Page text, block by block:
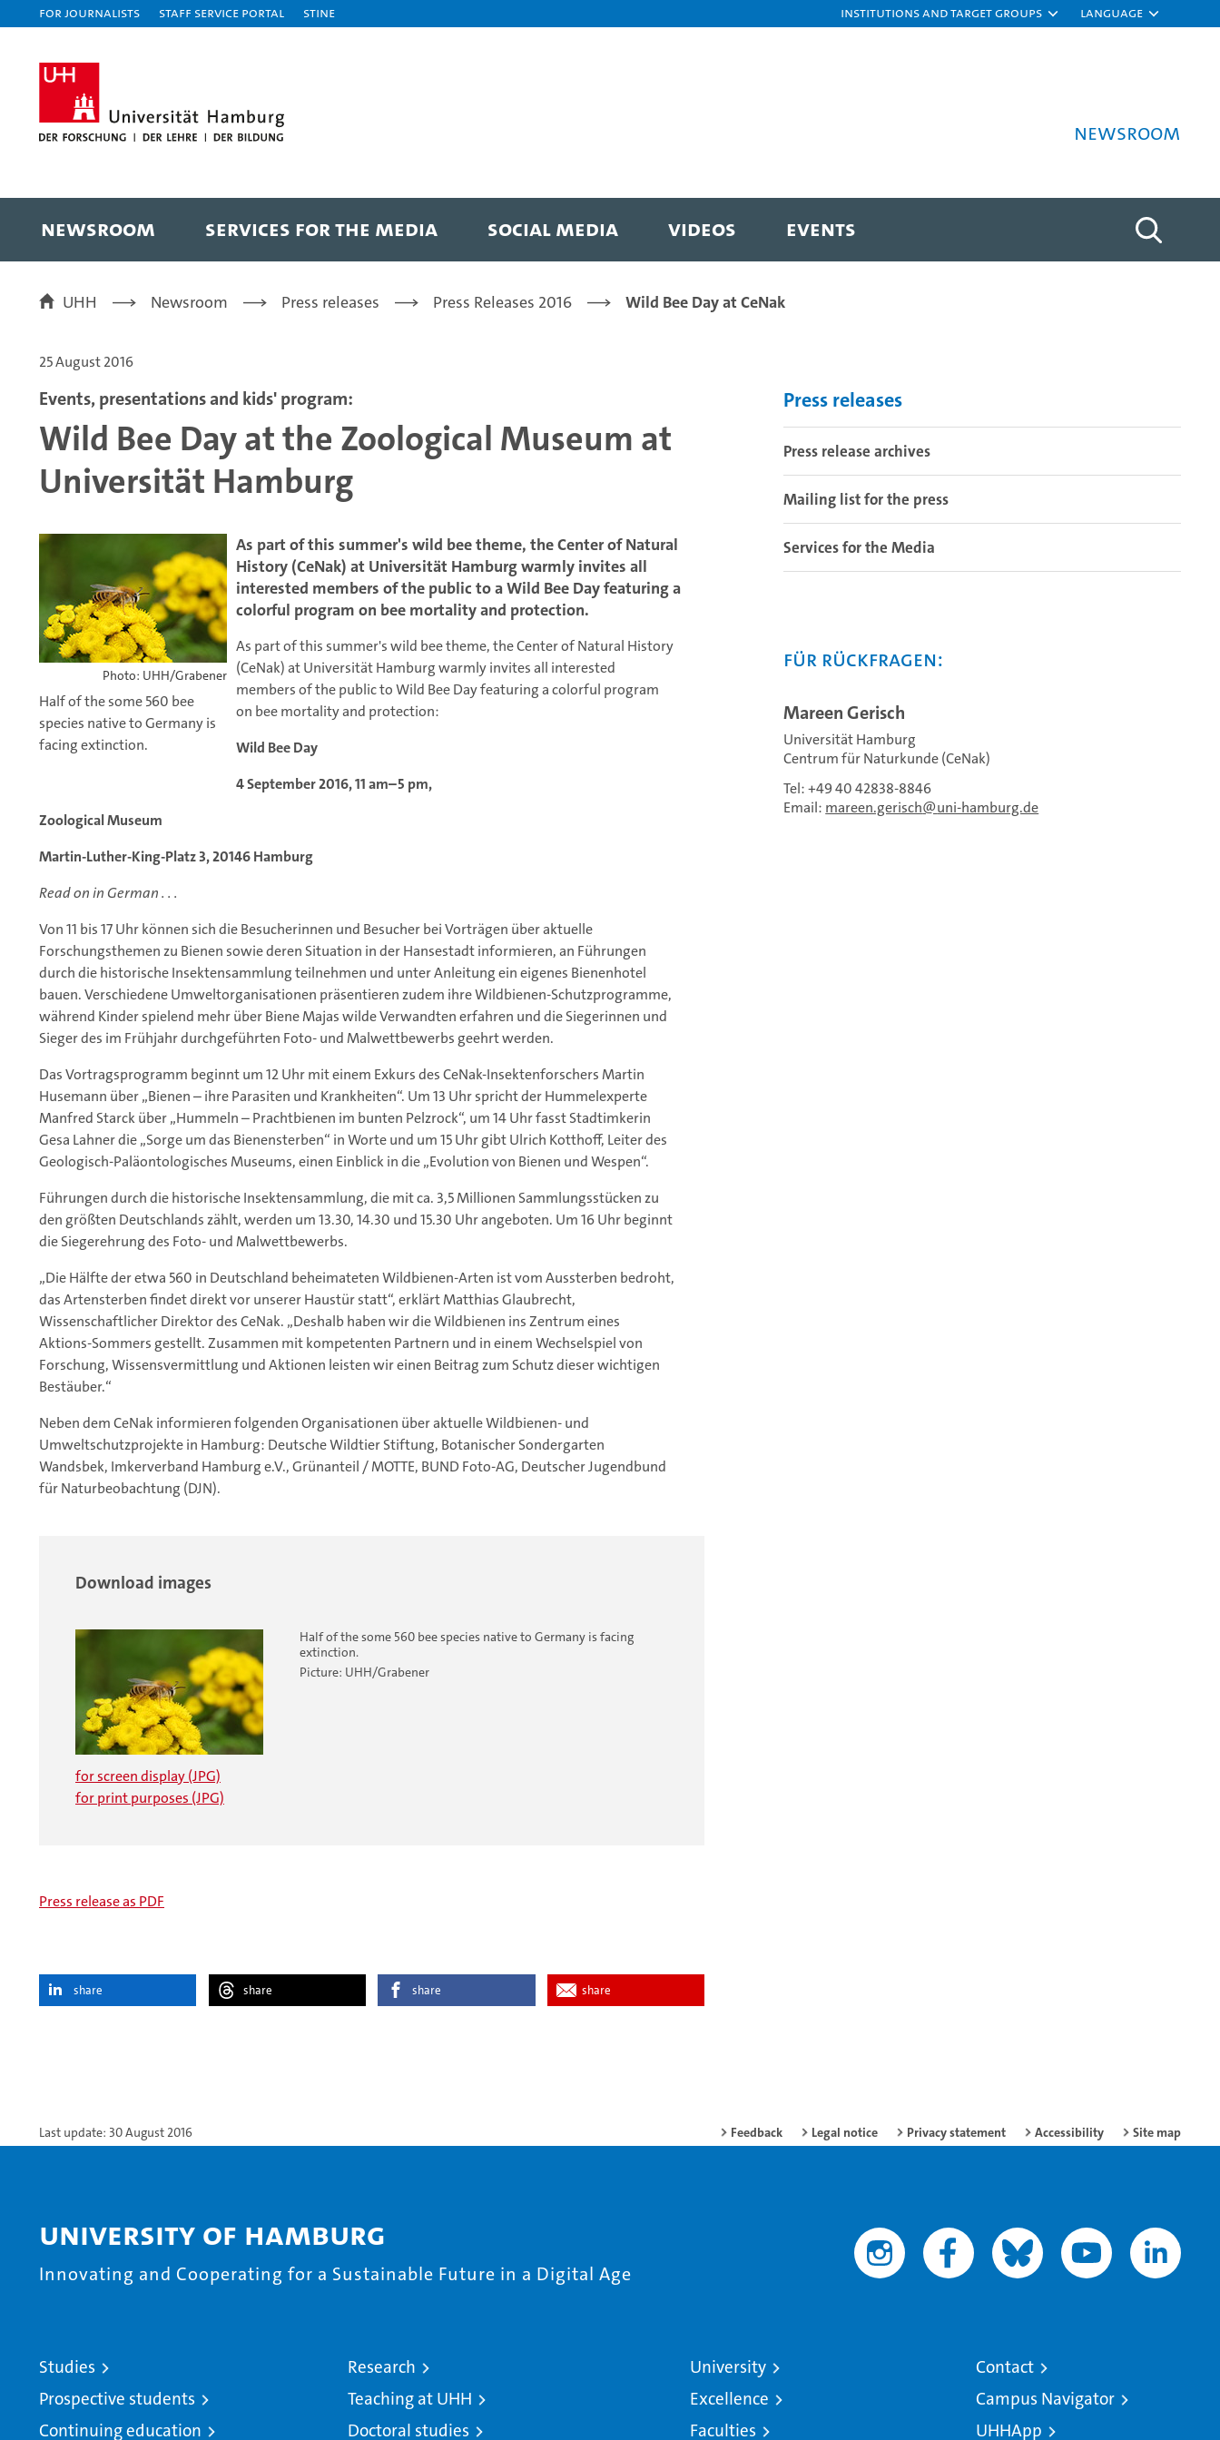
For journalists Staff Service Portal STiNE Institutions and target groups Language
Newsroom
NEWSROOM SERVICES FOR THE MEDIA SOCIAL MEDIA VIDEOS EVENTS
UHH Newsroom Press releases Press Releases 2016 Wild Bee Day at CeNak
25 August 2016
Events, presentations and kids' program:
Wild Bee Day at the Zoological Museum at
Universität Hamburg
Photo: UHH/Grabener
Half of the some 560 bee
species native to Germany is
facing extinction.
As part of this summer's wild bee theme, the Center of Natural
History (CeNak) at Universität Hamburg warmly invites all
interested members of the public to a Wild Bee Day featuring a
colorful program on bee mortality and protection.
As part of this summer's wild bee theme, the Center of Natural History
(CeNak) at Universität Hamburg warmly invites all interested
members of the public to Wild Bee Day featuring a colorful program
on bee mortality and protection:
Wild Bee Day
4 September 2016, 11 am–5 pm,
Zoological Museum
Martin-Luther-King-Platz 3, 20146 Hamburg
Read on in German . . .
Von 11 bis 17 Uhr können sich die Besucherinnen und Besucher bei Vorträgen über aktuelle
Forschungsthemen zu Bienen sowie deren Situation in der Hansestadt informieren, an Führungen
durch die historische Insektensammlung teilnehmen und unter Anleitung ein eigenes Bienenhotel
bauen. Verschiedene Umweltorganisationen präsentieren zudem ihre Wildbienen-Schutzprogramme,
während Kinder spielend mehr über Biene Majas wilde Verwandten erfahren und die Siegerinnen und
Sieger des im Frühjahr durchgeführten Foto- und Malwettbewerbs geehrt werden.
Das Vortragsprogramm beginnt um 12 Uhr mit einem Exkurs des CeNak-Insektenforschers Martin
Husemann über „Bienen – ihre Parasiten und Krankheiten“. Um 13 Uhr spricht der Hummelexperte
Manfred Starck über „Hummeln – Prachtbienen im bunten Pelzrock“, um 14 Uhr fasst Stadtimkerin
Gesa Lahner die „Sorge um das Bienensterben“ in Worte und um 15 Uhr gibt Ulrich Kotthoff, Leiter des
Geologisch-Paläontologisches Museums, einen Einblick in die „Evolution von Bienen und Wespen“.
Führungen durch die historische Insektensammlung, die mit ca. 3,5 Millionen Sammlungsstücken zu
den größten Deutschlands zählt, werden um 13.30, 14.30 und 15.30 Uhr angeboten. Um 16 Uhr beginnt
die Siegerehrung des Foto- und Malwettbewerbs.
„Die Hälfte der etwa 560 in Deutschland beheimateten Wildbienen-Arten ist vom Aussterben bedroht,
das Artensterben findet direkt vor unserer Haustür statt“, erklärt Matthias Glaubrecht,
Wissenschaftlicher Direktor des CeNak. „Deshalb haben wir die Wildbienen ins Zentrum eines
Aktions-Sommers gestellt. Zusammen mit kompetenten Partnern und in einem Wechselspiel von
Forschung, Wissensvermittlung und Aktionen leisten wir einen Beitrag zum Schutz dieser wichtigen
Bestäuber.“
Neben dem CeNak informieren folgenden Organisationen über aktuelle Wildbienen- und
Umweltschutzprojekte in Hamburg: Deutsche Wildtier Stiftung, Botanischer Sondergarten
Wandsbek, Imkerverband Hamburg e.V., Grünanteil / MOTTE, BUND Foto-AG, Deutscher Jugendbund
für Naturbeobachtung (DJN).
Download images
for screen display (JPG)
for print purposes (JPG)
Half of the some 560 bee species native to Germany is facing
extinction.
Picture: UHH/Grabener
Press release as PDF
share share share share
Press releases
Press release archives
Mailing list for the press
Services for the Media
Für Rückfragen:
Mareen Gerisch
Universität Hamburg
Centrum für Naturkunde (CeNak)
Tel: +49 40 42838-8846
Email: mareen.gerisch uni-hamburg.de
Last update: 30 August 2016 Feedback Legal notice Privacy statement Accessibility Site map
University of Hamburg
Innovating and Cooperating for a Sustainable Future in a Digital Age
Studies
Prospective students
Continuing education
Research
Teaching at UHH
Doctoral studies
University
Excellence
Faculties
Contact
Campus Navigator
UHHApp